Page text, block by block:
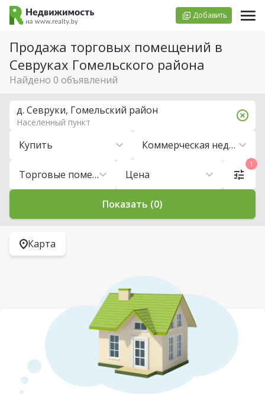
Добавить
Продажа торговых помещений в
Севруках Гомельского района
Найдено 0 объявлений
Купить Коммерческая недвижимость
Торговые помещения Цена
д. Севруки, Гомельский район
Населенный пункт
1
Показать (0)
Карта